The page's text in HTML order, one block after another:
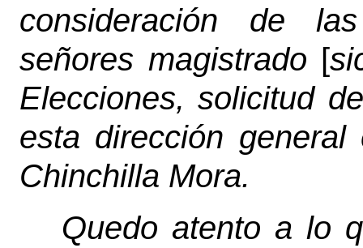
consideración de
señores magistrado [
Elecciones, solicitud
esta dirección
Chinchilla Mora.
Quedo atento a lo